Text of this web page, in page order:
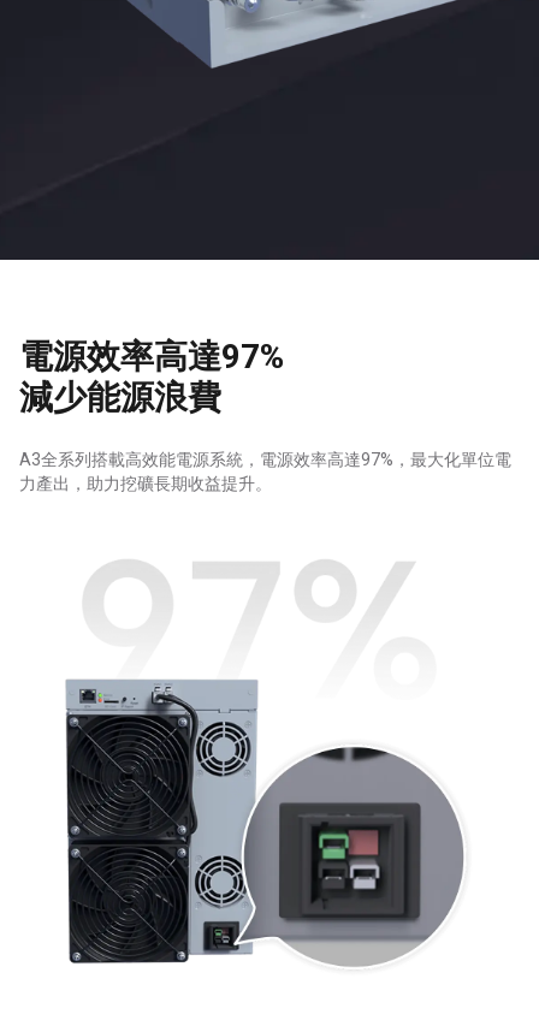
電源效率高達97%
減少能源浪費
A3全系列搭載高效能電源系統，電源效率高達97%，最大化單位電
力產出，助力挖礦長期收益提升。